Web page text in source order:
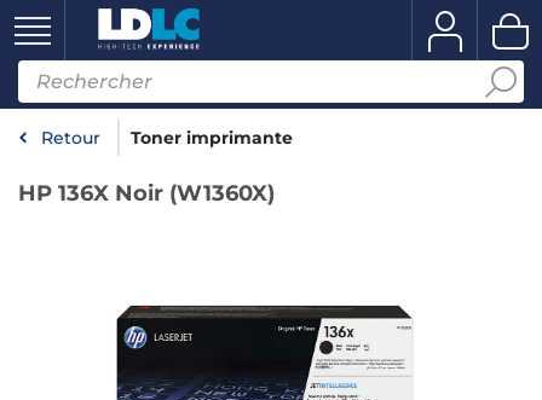
Retour Toner imprimante
HP 136X Noir (W1360X)